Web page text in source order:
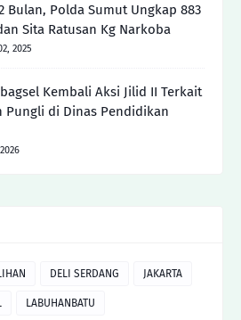
Bulan, Polda Sumut Ungkap 883
Sita Ratusan Kg Narkoba
2025
Kembali Aksi Jilid II Terkait
Pungli di Dinas Pendidikan
DELI SERDANG JAKARTA
LABUHANBATU